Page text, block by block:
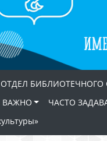
ОТДЕЛ
ВАЖНО
ЧАСТО